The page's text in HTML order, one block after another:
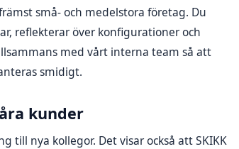
små- och medelstora företag. Du
reflekterar över konfigurationer och
med vårt interna team så att
smidigt.
kunder
till nya kollegor. Det visar också att SKIKK